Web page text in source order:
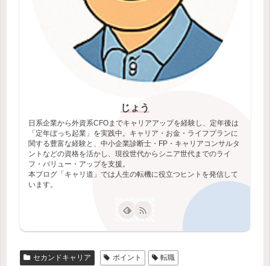
じょう
日系企業から外資系CFOまでキャリアアップを経験し、定年後は
「定年ぼっち起業」を実践中。キャリア・お金・ライフプランに
関する豊富な経験と、中小企業診断士・FP・キャリアコンサルタ
ントなどの資格を活かし、現役世代からシニア世代までのライ
フ・バリュー・アップを支援。
本ブログ「キャリ道」では人生の転機に役立つヒントを発信して
います。
セカンドキャリア ポイント 転職